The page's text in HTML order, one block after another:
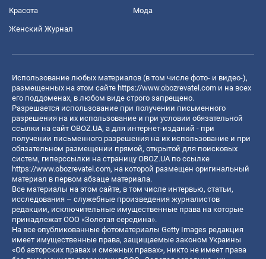
Красота Мода
Женский Журнал
Использование любых материалов (в том числе фото- и видео-),
размещенных на этом сайте https://www.obozrevatel.com и на всех
его поддоменах, в любом виде строго запрещено.
Разрешается использование при получении письменного
разрешения на их использование и при условии обязательной
ссылки на сайт OBOZ.UA, а для интернет-изданий - при
получении письменного разрешения на их использование и при
обязательном размещении прямой, открытой для поисковых
систем, гиперссылки на страницу OBOZ.UA по ссылке
https://www.obozrevatel.com, на которой размещен оригинальный
материал в первом абзаце материала.
Все материалы на этом сайте, в том числе интервью, статьи,
исследования – служебные произведения журналистов
редакции, исключительные имущественные права на которые
принадлежат ООО «Золотая середина».
На все опубликованные фотоматериалы Getty Images редакция
имеет имущественные права, защищаемые законом Украины
«Об авторских правах и смежных правах», никто не имеет права